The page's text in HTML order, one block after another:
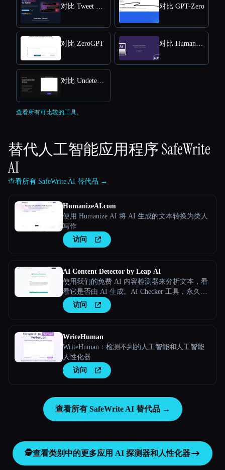
对比 Tweet Detective 对比 GPT-Zero
对比 ZeroGPT 对比 Humanize AI Text
对比 Undetectable AI
查看所有可比较的工具。
替代人工智能应用程序SafeWrite
AI
查看所有 SafeWrite AI 替代品 →
HumanizeAI.com
使用 Humanize AI 将 AI 生成的文本转换为类人
写作
访问
AI Content Detector by Leap AI
使用我们的免费 AI 内容检测器来分析文本，看
看它是否由 AI 生成。AI Checker 工具，永久免
费。访问
WriteHuman
WriteHuman：检测不到的人工智能和人工智能
人性化器
访问
查看所有 SafeWrite AI 替代品 →
🕵️查看类别中的更多应用 AI 探测器和人性化器